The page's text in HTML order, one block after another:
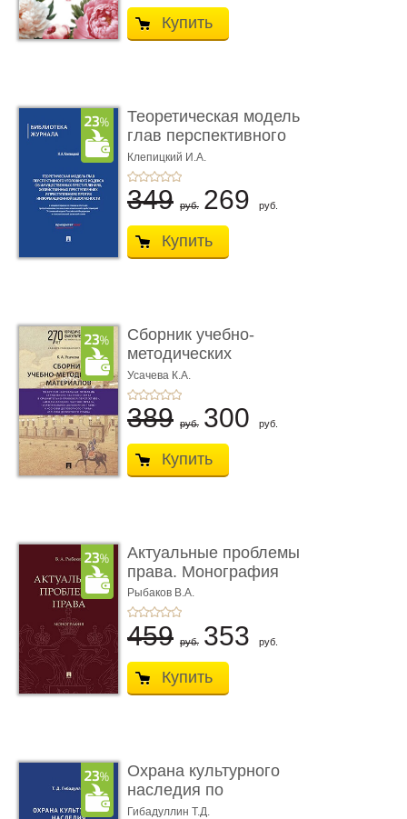
Купить
Теоретическая модель
глав перспективного
УК о ...
Клепицкий И.А.
349 руб. 269 руб.
Купить
Сборник учебно-
методических
материалов по кур ...
Усачева К.А.
389 руб. 300 руб.
Купить
Актуальные проблемы
права. Монография
Рыбаков В.А.
459 руб. 353 руб.
Купить
Охрана культурного
наследия по
европейскому п ...
Гибадуллин Т.Д.